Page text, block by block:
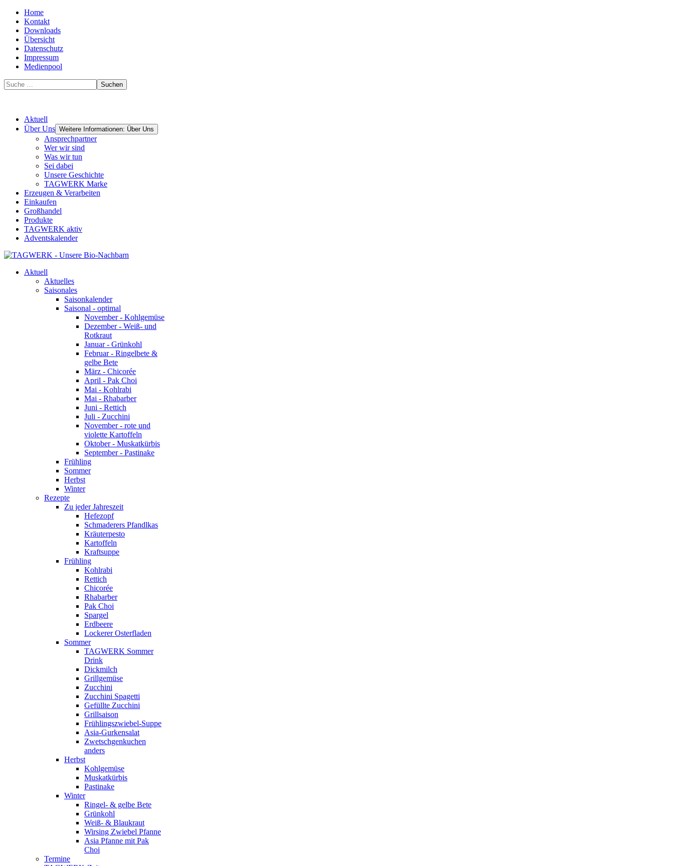
Home
Kontakt
Downloads
Übersicht
Datenschutz
Impressum
Medienpool
Suchen
Aktuell
Über Uns Weitere Informationen: Über Uns
Ansprechpartner
Wer wir sind
Was wir tun
Sei dabei
Unsere Geschichte
TAGWERK Marke
Erzeugen & Verarbeiten
Einkaufen
Großhandel
Produkte
TAGWERK aktiv
Adventskalender
Aktuell
Aktuelles
Saisonales
Saisonkalender
Saisonal - optimal
November - Kohlgemüse
Dezember - Weiß- und
Rotkraut
Januar - Grünkohl
Februar - Ringelbete &
gelbe Bete
März - Chicorée
April - Pak Choi
Mai - Kohlrabi
Mai - Rhabarber
Juni - Rettich
Juli - Zucchini
November - rote und
violette Kartoffeln
Oktober - Muskatkürbis
September - Pastinake
Frühling
Sommer
Herbst
Winter
Rezepte
Zu jeder Jahreszeit
Hefezopf
Schmaderers Pfandlkas
Kräuterpesto
Kartoffeln
Kraftsuppe
Frühling
Kohlrabi
Rettich
Chicorée
Rhabarber
Pak Choi
Spargel
Erdbeere
Lockerer Osterfladen
Sommer
TAGWERK Sommer
Drink
Dickmilch
Grillgemüse
Zucchini
Zucchini Spagetti
Gefüllte Zucchini
Grillsaison
Frühlingszwiebel-Suppe
Asia-Gurkensalat
Zwetschgenkuchen
anders
Herbst
Kohlgemüse
Muskatkürbis
Pastinake
Winter
Ringel- & gelbe Bete
Grünkohl
Weiß- & Blaukraut
Wirsing Zwiebel Pfanne
Asia Pfanne mit Pak
Choi
Termine